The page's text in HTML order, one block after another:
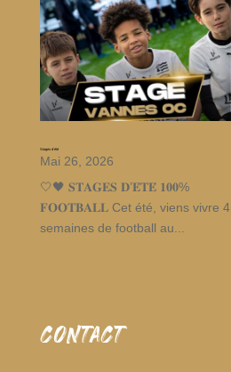
Stages d’été
Mai 26, 2026
🤍🖤 𝐒𝐓𝐀𝐆𝐄𝐒 𝐃’𝐄́𝐓𝐄́ 𝟏𝟎𝟎%
𝐅𝐎𝐎𝐓𝐁𝐀𝐋𝐋 Cet été, viens vivre 4
semaines de football au...
CONTACT